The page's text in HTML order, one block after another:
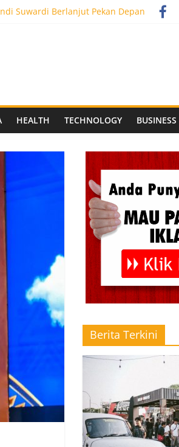
Suwardi Berlanjut Pekan Depan
Exit Tol Pegandon
Sistem Social Media Tracking
HEALTH TECHNOLOGY BUSINESS
Berita Terkini